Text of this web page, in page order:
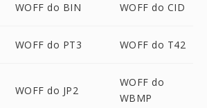
WOFF do BIN WOFF do CID
WOFF do PT3 WOFF do T42
WOFF do JP2
WOFF do
WBMP